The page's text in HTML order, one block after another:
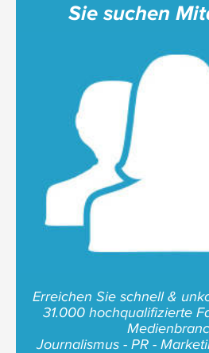
Sie suchen
Erreichen Sie schnell &
31.000 hochqualifizierte
Journalismus - PR -